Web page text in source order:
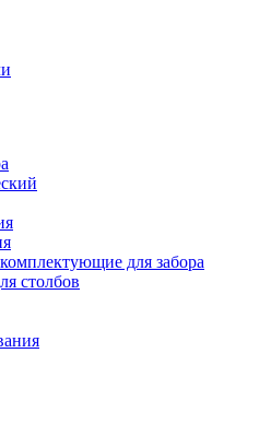
для забора
столбов